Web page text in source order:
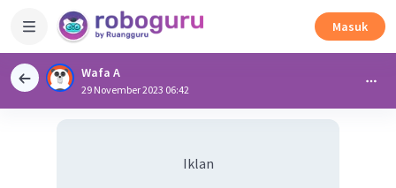
Masuk
Wafa A
29 November 2023 06:42
Iklan